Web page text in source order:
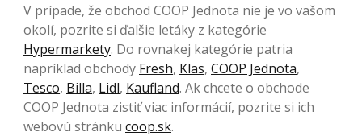
V prípade, že obchod COOP Jednota nie je vo vašom
okolí, pozrite si ďalšie letáky z kategórie
Hypermarkety. Do rovnakej kategórie patria
napríklad obchody Fresh, Klas, COOP Jednota,
Tesco, Billa, Lidl, Kaufland. Ak chcete o obchode
COOP Jednota zistiť viac informácií, pozrite si ich
webovú stránku coop.sk.